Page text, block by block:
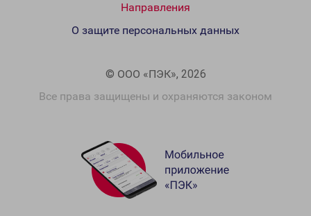
Направления
© ООО «ПЭК», 2026
Все права защищены и охраняются законом
О защите персональных данных